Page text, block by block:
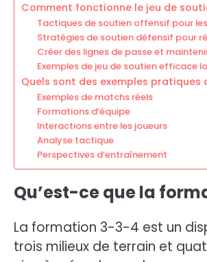
Comment fonctionne le jeu de
Tactiques de soutien offensif pour
Stratégies de soutien défensif pour
Créer des lignes de passe et
Exemples de jeu de soutien efficace
Quels sont des exemples
Exemples de matchs réels
Formations d’équipe
Interactions entre les joueurs
Analyse tactique
Perspectives d’entraînement
Qu’est-ce que la
La formation 3-3-4 est un
trois milieux de terrain et